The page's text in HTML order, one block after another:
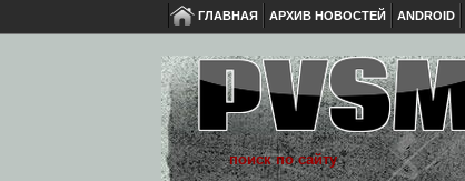
ГЛАВНАЯ АРХИВ НОВОСТЕЙ ANDROID